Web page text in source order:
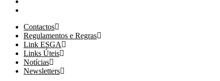
Contactos
Regulamentos e Regras
Link ESGA
Links Úteis
Notícias
Newsletters